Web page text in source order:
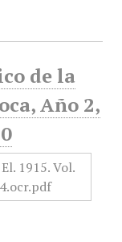
de la
Año 2,